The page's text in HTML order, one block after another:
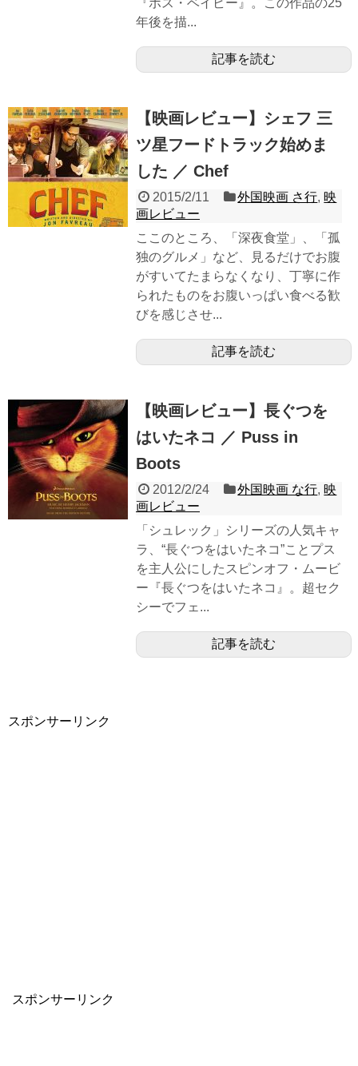
『ボス・ベイビー』。この作品の25
年後を描...
記事を読む
【映画レビュー】シェフ 三
ツ星フードトラック始めま
した ／ Chef
2015/2/11 外国映画 さ行, 映
画レビュー
ここのところ、「深夜食堂」、「孤
独のグルメ」など、見るだけでお腹
がすいてたまらなくなり、丁寧に作
られたものをお腹いっぱい食べる歓
びを感じさせ...
記事を読む
【映画レビュー】長ぐつを
はいたネコ ／ Puss in
Boots
2012/2/24 外国映画 な行, 映
画レビュー
「シュレック」シリーズの人気キャ
ラ、“長ぐつをはいたネコ”ことプス
を主人公にしたスピンオフ・ムービ
ー『長ぐつをはいたネコ』。超セク
シーでフェ...
記事を読む
スポンサーリンク
スポンサーリンク